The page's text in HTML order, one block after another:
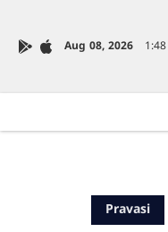
Aug 08, 2026
Pravasi